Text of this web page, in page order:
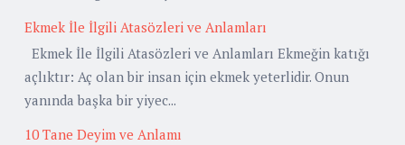
Ekmek İle İlgili Atasözleri ve Anlamları
Ekmek İle İlgili Atasözleri ve Anlamları Ekmeğin katığı
açlıktır: Aç olan bir insan için ekmek yeterlidir. Onun
yanında başka bir yiyec...
10 Tane Deyim ve Anlamı